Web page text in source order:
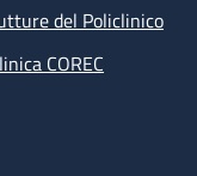
del Policlinico
COREC